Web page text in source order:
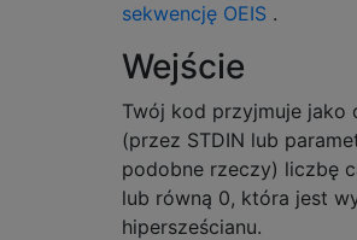
sekwencję OEIS .
Wejście
Twój kod przyjmuje jako
(przez STDIN lub
podobne rzeczy) liczbę
lub równą 0, która jest
hipersześcianu.